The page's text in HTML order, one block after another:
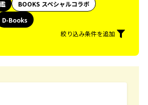
BOOKS スペシャルコラボ
D-Books
絞り込み条件を追加